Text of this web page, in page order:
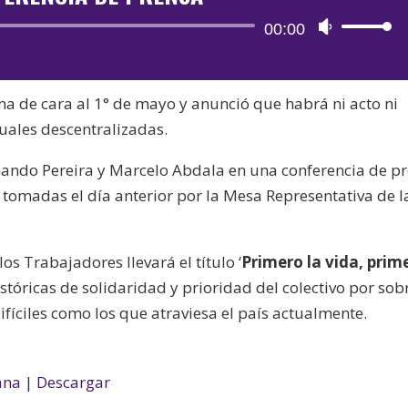
Reproductor
audio
00:00
Utiliza
teclas
de
para
aumentar
disminuir
el
volumen.
de cara al 1° de mayo y anunció que habrá ni acto ni
descentralizadas.
Pereira y Marcelo Abdala en una conferencia de
el día anterior por la Mesa Representativa de
Trabajadores llevará el título ‘Primero la vida,
de solidaridad y prioridad del colectivo por
como los que atraviesa el país actualmente.
| Descargar